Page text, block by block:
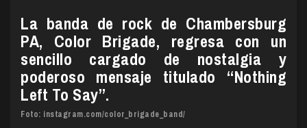
La banda de rock de Chambersburg
PA, Color Brigade, regresa con un
sencillo cargado de nostalgia y
poderoso mensaje titulado “Nothing
Left To Say”.
Foto: instagram.com/color_brigade_band/